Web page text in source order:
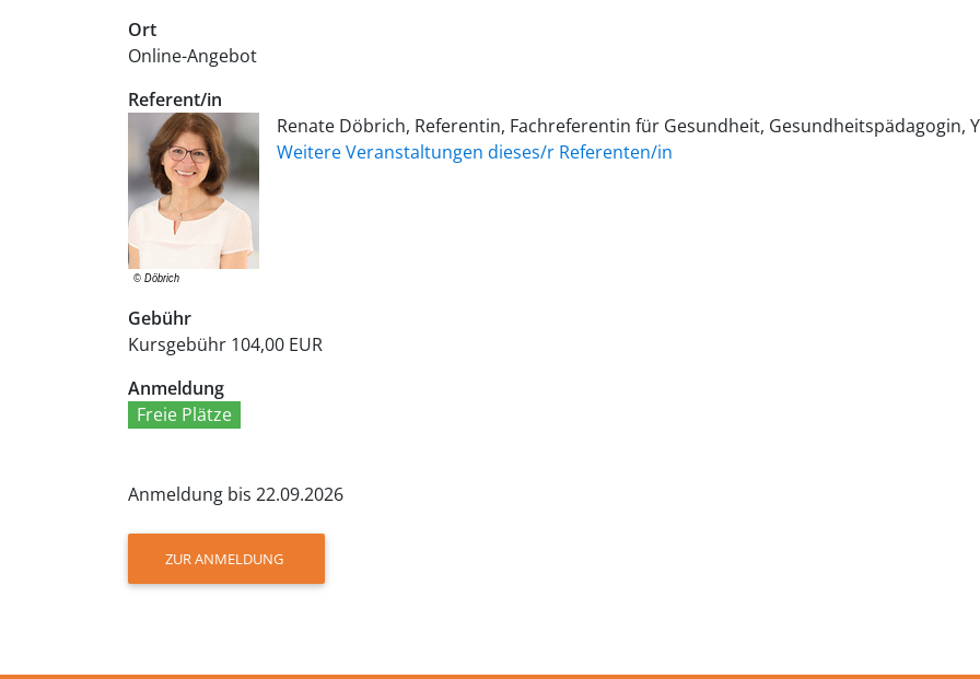
Ort
Online-Angebot
Referent/in
Renate Döbrich, Referentin, Fachreferentin für Gesundheit, Gesundheitspädagogin,
Weitere Veranstaltungen dieses/r Referenten/in
Gebühr
Kursgebühr 104,00 EUR
Anmeldung
Freie Plätze
Anmeldung bis 22.09.2026
ZUR ANMELDUNG